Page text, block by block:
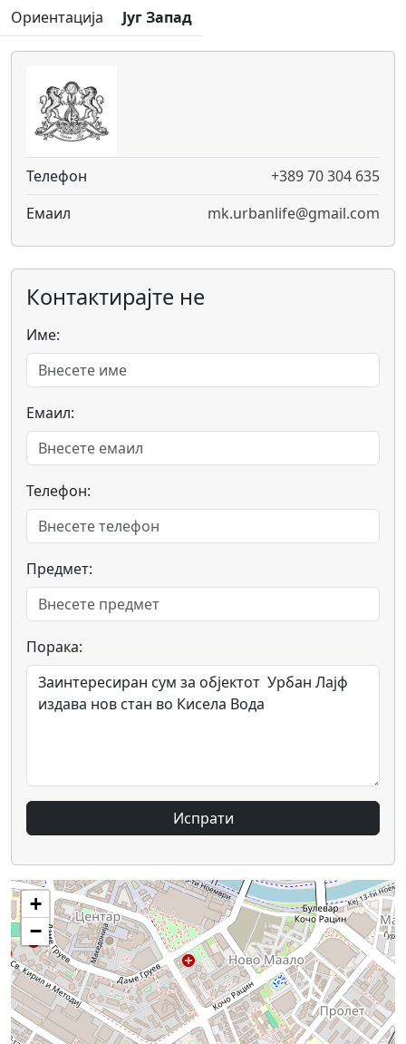
Ориентација
Југ Запад
Телефон
+389 70 304 635
Емаил
mk.urbanlife@gmail.com
Контактирајте не
Име:
Емаил:
Телефон:
Предмет:
Порака:
Испрати
+
−